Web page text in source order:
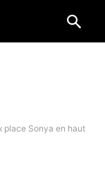
place Sonya en haut